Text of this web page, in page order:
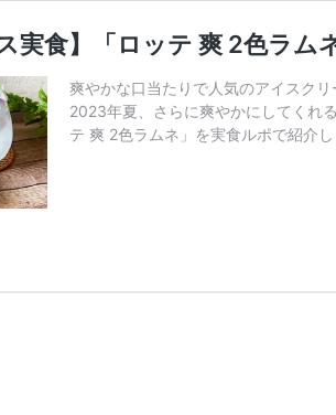
ス実食】「ロッテ 爽 2色ラ
爽やかな口当たりで人気のアイスク
2023年夏、さらに爽やかにしてくれ
テ 爽 2色ラムネ」を実食ルポで紹介